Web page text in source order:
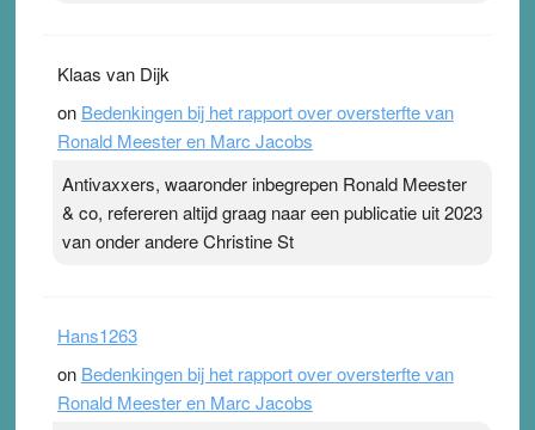
Klaas van Dijk
on Bedenkingen bij het rapport over oversterfte van
Ronald Meester en Marc Jacobs
Antivaxxers, waaronder inbegrepen Ronald Meester
& co, refereren altijd graag naar een publicatie uit 2023
van onder andere Christine St
Hans1263
on Bedenkingen bij het rapport over oversterfte van
Ronald Meester en Marc Jacobs